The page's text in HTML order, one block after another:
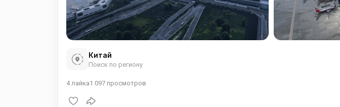
Китай
Поиск по региону
4лайка1 097 просмотров